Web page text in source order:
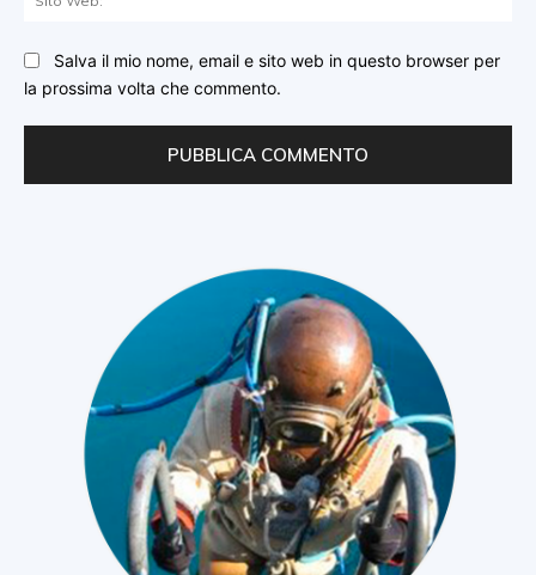
Salva il mio nome, email e sito web in questo browser per
la prossima volta che commento.